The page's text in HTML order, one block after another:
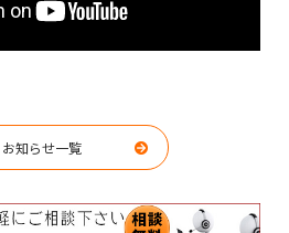
お知らせ一覧